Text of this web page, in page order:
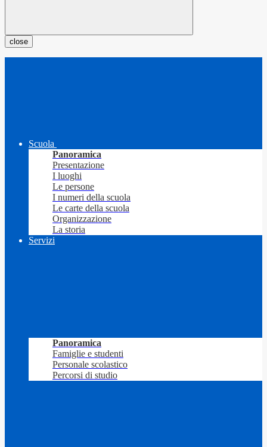
close
Scuola
Panoramica
Presentazione
I luoghi
Le persone
I numeri della scuola
Le carte della scuola
Organizzazione
La storia
Servizi
Panoramica
Famiglie e studenti
Personale scolastico
Percorsi di studio